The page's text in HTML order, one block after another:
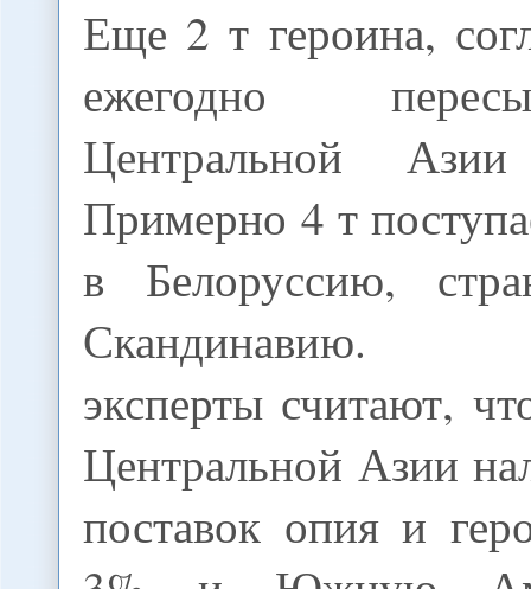
Еще 2 т героина,
ежегодно
Центральной
Примерно 4 т
в Белоруссию,
Скандинавию.
эксперты считают,
Центральной Азии
поставок опия и